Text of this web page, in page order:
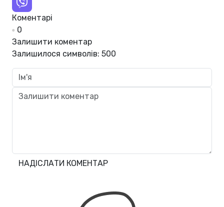
Коментарі
0
Залишити коментар
Залишилося символів: 500
НАДІСЛАТИ КОМЕНТАР